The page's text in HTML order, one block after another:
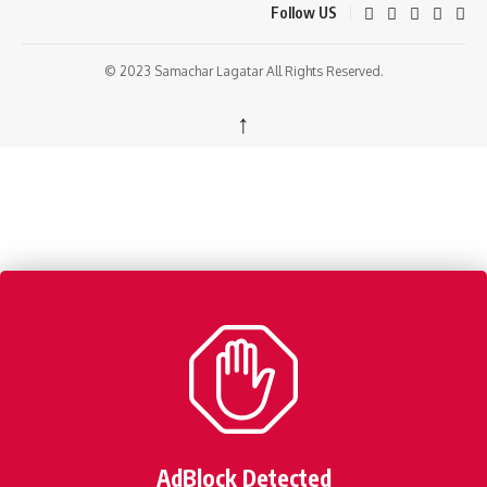
Follow US
© 2023 Samachar Lagatar All Rights Reserved.
↑
AdBlock Detected